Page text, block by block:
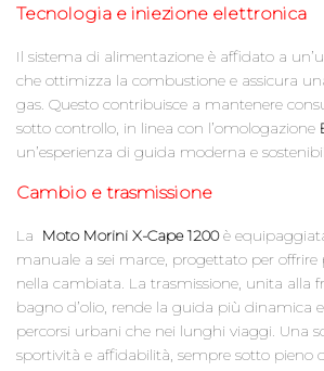
Tecnologia e iniezione elettronica
Il sistema di alimentazione è affidato a
che ottimizza la combustione e assicura
gas. Questo contribuisce a mantenere
sotto controllo, in linea con l’omologazione
un’esperienza di guida moderna e
Cambio e trasmissione
La Moto Morini X-Cape 1200è
manuale a sei marce, progettato per offrire
nella cambiata. La trasmissione, unita alla
bagno d’olio, rende la guida più dinamica
percorsi urbani che nei lunghi viaggi. Una
sportività e affidabilità, sempre sotto pieno